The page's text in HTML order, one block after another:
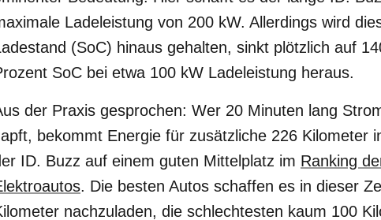
Ladeleistung von 200 kW. Allerdings wird
(SoC) hinaus gehalten, sinkt plötzlich auf
SoC bei etwa 100 kW Ladeleistung heraus.
der Praxis gesprochen: Wer 20 Minuten lang
bekommt Energie für zusätzliche 226 Kilometer
ID. Buzz auf einem guten Mittelplatz im Ranking
. Die besten Autos schaffen es in dieser
nachzuladen, die schlechtesten kaum 100